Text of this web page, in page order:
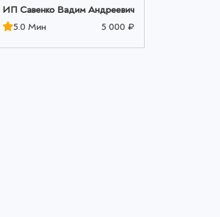
ИП Савенко Вадим Андреевич
5.0 Мин
5 000 ₽